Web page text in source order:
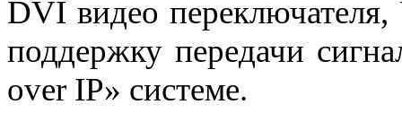
DVI видео
поддержку передачи
over IP» системе.